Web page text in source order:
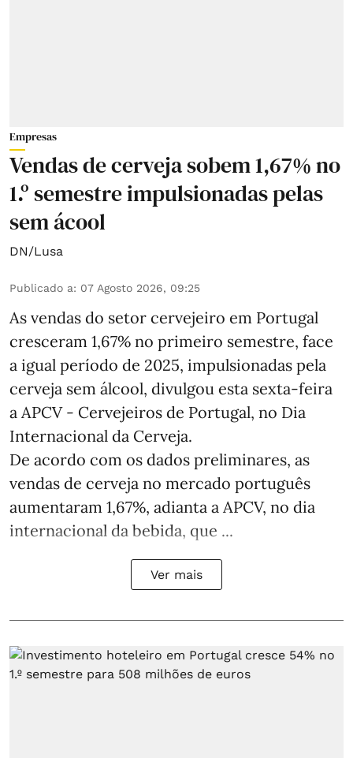
Empresas
Vendas de cerveja sobem 1,67% no
1.º semestre impulsionadas pelas
sem ácool
DN/Lusa
Publicado a: 07 Agosto 2026, 09:25
As vendas do setor cervejeiro em Portugal
cresceram 1,67% no primeiro semestre, face
a igual período de 2025, impulsionadas pela
cerveja sem álcool, divulgou esta sexta-feira
a APCV - Cervejeiros de Portugal, no Dia
Internacional da Cerveja.
De acordo com os dados preliminares, as
vendas de cerveja no mercado português
aumentaram 1,67%, adianta a APCV, no dia
internacional da bebida, que ...
Ver mais